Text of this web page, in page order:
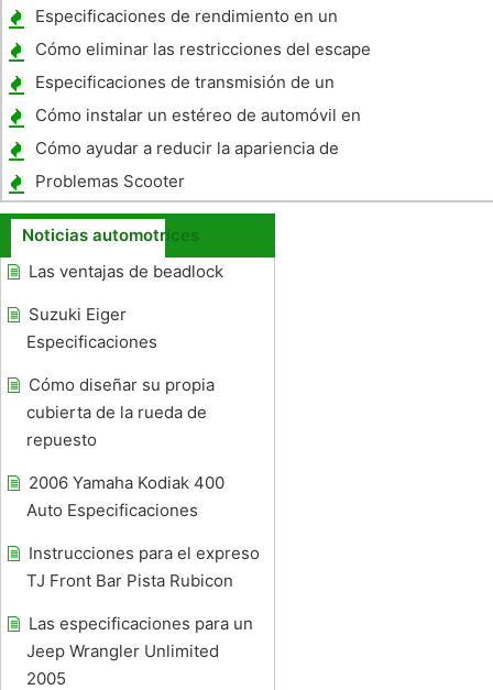
remolques de barcos
Especificaciones de rendimiento en un
Jaguar XJR 2000
Cómo eliminar las restricciones del escape
de una motocicleta Harley Stock
Especificaciones de transmisión de un
Predator 90
Cómo instalar un estéreo de automóvil en
un Chevy 94
Cómo ayudar a reducir la apariencia de
arañazos en cuero Asientos de coche
Problemas Scooter
Noticias automotrices
Las ventajas de beadlock
Suzuki Eiger
Especificaciones
Cómo diseñar su propia
cubierta de la rueda de
repuesto
2006 Yamaha Kodiak 400
Auto Especificaciones
Instrucciones para el expreso
TJ Front Bar Pista Rubicon
Las especificaciones para un
Jeep Wrangler Unlimited
2005